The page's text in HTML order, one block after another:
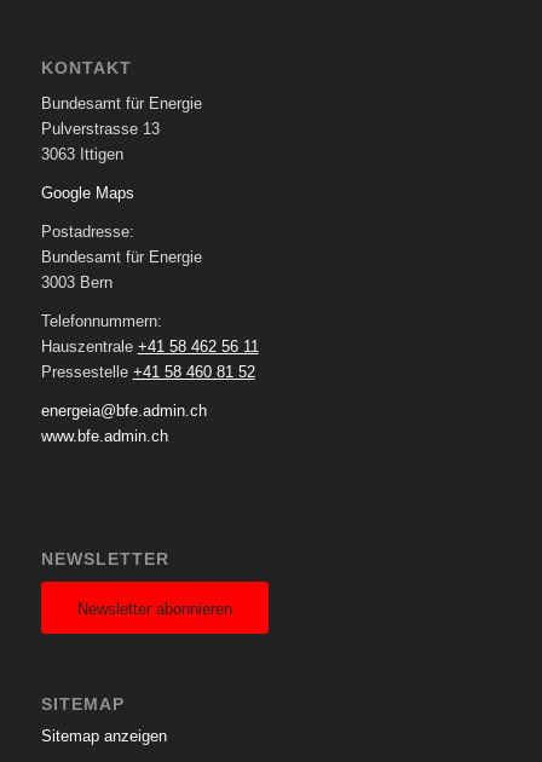
KONTAKT
Bundesamt für Energie
Pulverstrasse 13
3063 Ittigen
Google Maps
Postadresse:
Bundesamt für Energie
3003 Bern
Telefonnummern:
Hauszentrale +41 58 462 56 11
Pressestelle +41 58 460 81 52
energeia@bfe.admin.ch
www.bfe.admin.ch
NEWSLETTER
Newsletter abonnieren
SITEMAP
Sitemap anzeigen